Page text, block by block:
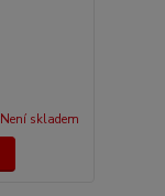
Není skladem